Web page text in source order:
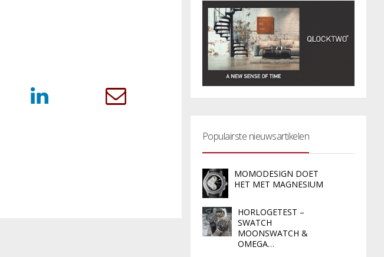
Populairste nieuwsartikelen
MOMODESIGN DOET
HET MET MAGNESIUM
HORLOGETEST –
SWATCH
MOONSWATCH &
OMEGA…